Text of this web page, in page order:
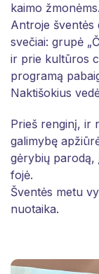
kaimo žmonėms.
Antroje šventės
svečiai: grupė
ir prie kultūros
programą
Naktišokius
Prieš renginį, ir
galimybę
gėrybių
fojė.
Šventės metu
nuotaika.